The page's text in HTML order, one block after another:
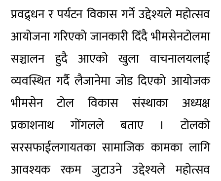
प्रवद्र्धन र पर्यटन विकास गर्ने उद्देश्यले महोत्सव
आयोजना गरिएको जानकारी दिँदै भीमसेनटोलमा
सञ्चालन हुदै आएको खुला वाचनालयलाई
व्यवस्थित गर्दै लैजानेमा जोड दिएको आयोजक
भीमसेन टोल विकास संस्थाका अध्यक्ष
प्रकाशनाथ गोंगलले बताए । टोलको
सरसफाईलगायतका सामाजिक कामका लागि
आवश्यक रकम जुटाउने उद्देश्यले महोत्सव